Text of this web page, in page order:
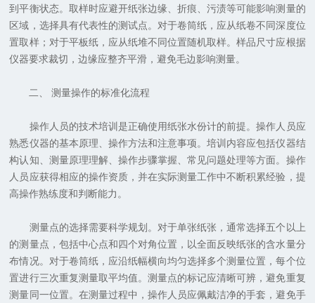
到平衡状态。取样时应避开纸张边缘、折痕、污渍等可能影响测量的
区域，选择具有代表性的测试点。对于卷筒纸，应从纸卷不同深度位
置取样；对于平板纸，应从纸堆不同位置随机取样。样品尺寸应根据
仪器要求裁切，边缘应整齐平滑，避免毛边影响测量。
二、 测量操作的标准化流程
操作人员的技术培训是正确使用纸张水份计的前提。操作人员应
熟悉仪器的基本原理、操作方法和注意事项。培训内容应包括仪器结
构认知、测量原理理解、操作步骤掌握、常见问题处理等方面。操作
人员应获得相应的操作资质，并在实际测量工作中不断积累经验，提
高操作熟练度和判断能力。
测量点的选择需要科学规划。对于单张纸张，通常选择五个以上
的测量点，包括中心点和四个对角位置，以全面反映纸张的含水量分
布情况。对于卷筒纸，应沿纸幅横向均匀选择多个测量位置，每个位
置进行三次重复测量取平均值。测量点的标记应清晰可辨，避免重复
测量同一位置。在测量过程中，操作人员应佩戴洁净的手套，避免手